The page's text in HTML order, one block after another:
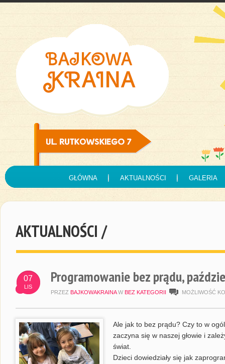
GŁÓWNA AKTUALNOŚCI GALERIA
AKTUALNOŚCI /
07
LIS
Programowanie bez prądu,
PRZEZ BAJKOWAKRAINA W BEZ KATEGORII MOŻLIWOŚĆ
Ale jak to bez prądu? Czy to w
zaczyna się w naszej głowie i
świat.
Dzieci dowiedziały się jak